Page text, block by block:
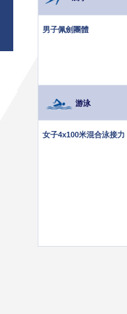
男子佩劍團體
游泳
女子4x100米混合泳接力